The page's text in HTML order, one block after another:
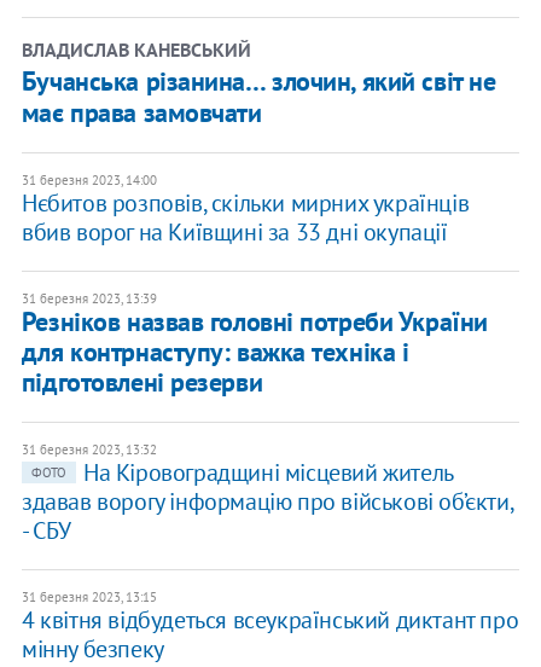
ВЛАДИСЛАВ КАНЕВСЬКИЙ
Бучанська різанина… злочин, який світ не
має права замовчати
31 березня 2023, 14:00
Нєбитов розповів, скільки мирних українців
вбив ворог на Київщині за 33 дні окупації
31 березня 2023, 13:39
Резніков назвав головні потреби України
для контрнаступу: важка техніка і
підготовлені резерви
31 березня 2023, 13:32
ФОТО
На Кіровоградщині місцевий житель
здавав ворогу інформацію про військові об’єкти,
- СБУ
31 березня 2023, 13:15
4 квітня відбудеться всеукраїнський диктант про
мінну безпеку